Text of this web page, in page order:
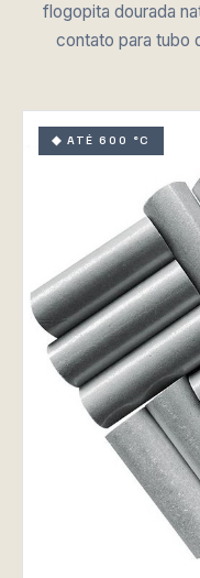
flogopita dourada
contato para tubo
◆ ATÉ 600 °C